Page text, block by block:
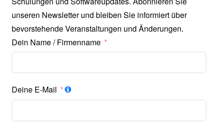
unseren Newsletter und bleiben Sie informiert über
bevorstehende Veranstaltungen und Änderungen.
Dein Name / Firmenname
Deine E-Mail